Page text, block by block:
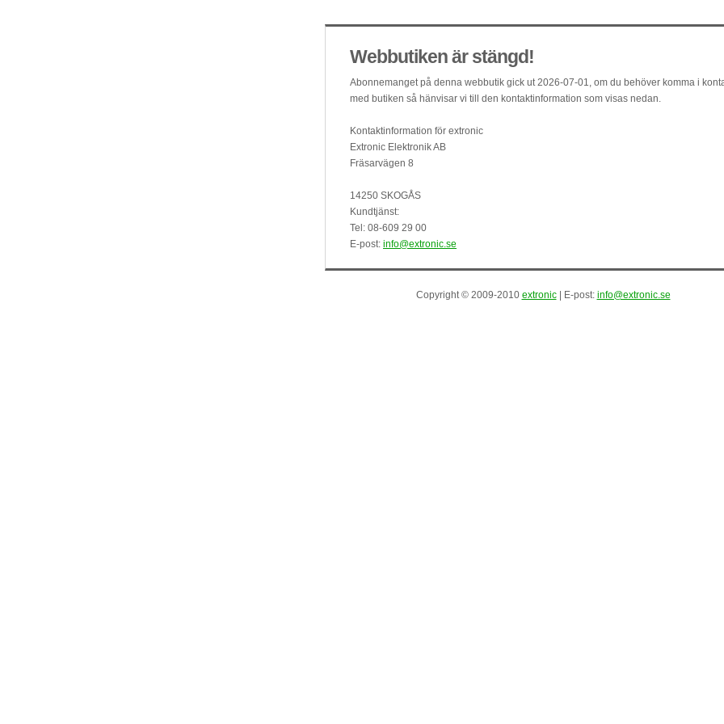
Webbutiken är stängd!
Abonnemanget på denna webbutik gick ut 2026-07-01, om du behöver komma i
med butiken så hänvisar vi till den kontaktinformation som visas nedan.
Kontaktinformation för extronic
Extronic Elektronik AB
Fräsarvägen 8
14250 SKOGÅS
Kundtjänst:
Tel: 08-609 29 00
E-post: info@extronic.se
Copyright © 2009-2010 extronic| E-post: info@extronic.se